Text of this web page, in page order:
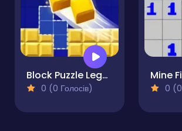
Block Puzzle Legend
0 (0 Голосів)
Mine
0 (0